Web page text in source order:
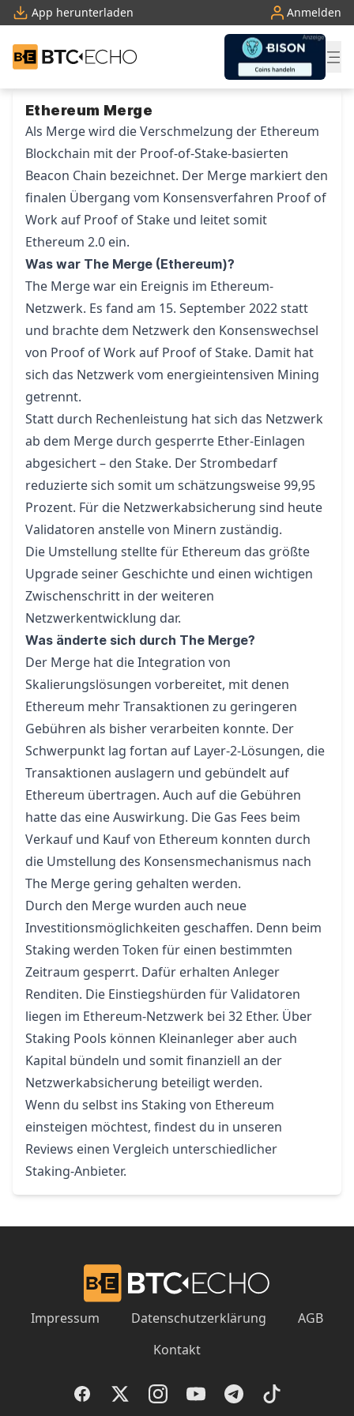
App herunterladen Anmelden
BTC-ECHO
Zum Inhalt springen
Ethereum Merge
Als Merge wird die Verschmelzung der Ethereum
Blockchain mit der Proof-of-Stake-basierten
Beacon Chain bezeichnet. Der Merge markiert den
finalen Übergang vom Konsensverfahren Proof of
Work auf Proof of Stake und leitet somit
Ethereum 2.0 ein.
Was war The Merge (Ethereum)?
The Merge war ein Ereignis im Ethereum-
Netzwerk. Es fand am 15. September 2022 statt
und brachte dem Netzwerk den Konsenswechsel
von Proof of Work auf Proof of Stake. Damit hat
sich das Netzwerk vom energieintensiven Mining
getrennt.
Statt durch Rechenleistung hat sich das Netzwerk
ab dem Merge durch gesperrte Ether-Einlagen
abgesichert – den Stake. Der Strombedarf
reduzierte sich somit um schätzungsweise 99,95
Prozent. Für die Netzwerkabsicherung sind heute
Validatoren anstelle von Minern zuständig.
Die Umstellung stellte für Ethereum das größte
Upgrade seiner Geschichte und einen wichtigen
Zwischenschritt in der weiteren
Netzwerkentwicklung dar.
Was änderte sich durch The Merge?
Der Merge hat die Integration von
Skalierungslösungen vorbereitet, mit denen
Ethereum mehr Transaktionen zu geringeren
Gebühren als bisher verarbeiten konnte. Der
Schwerpunkt lag fortan auf Layer-2-Lösungen, die
Transaktionen auslagern und gebündelt auf
Ethereum übertragen. Auch auf die Gebühren
hatte das eine Auswirkung. Die Gas Fees beim
Verkauf und Kauf von Ethereum konnten durch
die Umstellung des Konsensmechanismus nach
The Merge gering gehalten werden.
Durch den Merge wurden auch neue
Investitionsmöglichkeiten geschaffen. Denn beim
Staking werden Token für einen bestimmten
Zeitraum gesperrt. Dafür erhalten Anleger
Renditen. Die Einstiegshürden für Validatoren
liegen im Ethereum-Netzwerk bei 32 Ether. Über
Staking Pools können Kleinanleger aber auch
Kapital bündeln und somit finanziell an der
Netzwerkabsicherung beteiligt werden.
Wenn du selbst ins Staking von Ethereum
einsteigen möchtest, findest du in unseren
Reviews einen Vergleich unterschiedlicher
Staking-Anbieter.
Impressum Datenschutzerklärung
AGB
Kontakt
FacebookTwitterInstagramYouTubeTelegram
TikTok